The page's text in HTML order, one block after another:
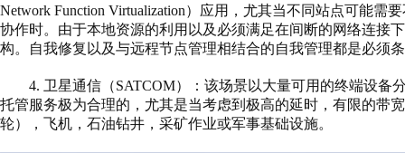
Network Function Virtualization）应用，尤其当不同站点可能
协作时。由于本地资源的利用以及必须满足在间断的网络连接
构。自我修复以及与远程节点管理相结合的自我管理都是必须
4. 卫星通信（SATCOM）：该场景以大量可用的终端设
托管服务极为合理的，尤其是当考虑到极高的延时，有限的带
轮），飞机，石油钻井，采矿作业或军事基础设施。